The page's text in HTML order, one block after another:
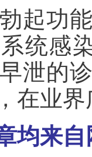
起功
统感
泄的
在业
均来自